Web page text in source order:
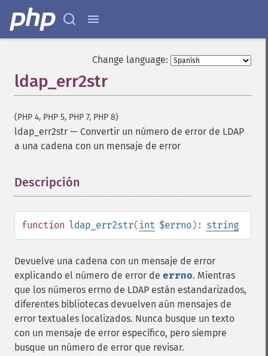
Change language:
ldap_err2str
(PHP 4, PHP 5, PHP 7, PHP 8)
ldap_err2str — Convertir un número de error de LDAP
a una cadena con un mensaje de error
Descripción
function ldap_err2str( int $errno): string
Devuelve una cadena con un mensaje de error
explicando el número de error de errno. Mientras
que los números errno de LDAP están estandarizados,
diferentes bibliotecas devuelven aún mensajes de
error textuales localizados. Nunca busque un texto
con un mensaje de error específico, pero siempre
busque un número de error que revisar.